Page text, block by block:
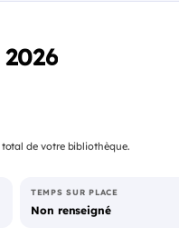
de votre bibliothèque.
TEMPS SUR PLACE
Non renseigné